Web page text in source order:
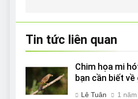
Tin tức liên quan
Chim họa mi
bạn cần biết
Lê Tuân 1